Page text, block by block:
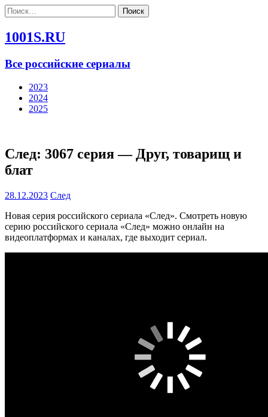
Найти:
1001S.RU
Все российские сериалы
2023
2024
2025
След: 3067 серия — Друг, товарищ и
блат
28.12.2023 След
Новая серия российского сериала «След». Смотреть новую
серию российского сериала «След» можно онлайн на
видеоплатформах и каналах, где выходит сериал.